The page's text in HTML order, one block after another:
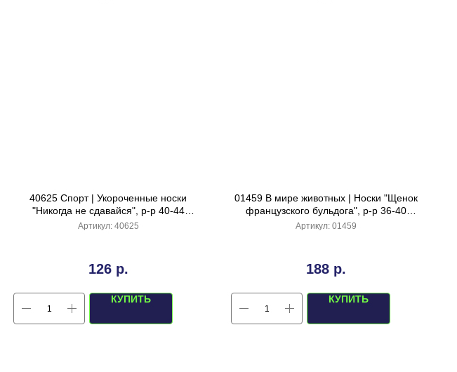
40625 Спорт | Укороченные носки
"Никогда не сдавайся", р-р 40-44
(серый)
Артикул: 40625
126 р.
КУПИТЬ
01459 В мире животных | Носки "Щенок
французского бульдога", р-р 36-40
(желтый/черный)
Артикул: 01459
188 р.
КУПИТЬ